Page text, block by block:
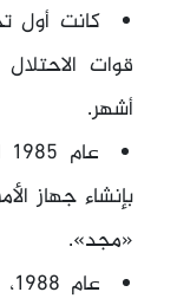
قوات الاحتلال
أشهر.
بإنشاء جهاز
«مجد».